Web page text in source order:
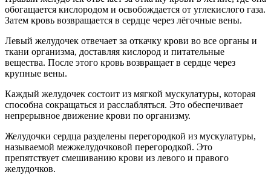
обогащается кислородом и освобождается от углекислого газа.
Затем кровь возвращается в сердце через лёгочные вены.
Левый желудочек отвечает за откачку крови во все органы и
ткани организма, доставляя кислород и питательные
вещества. После этого кровь возвращает в сердце через
крупные вены.
Каждый желудочек состоит из мягкой мускулатуры, которая
способна сокращаться и расслабляться. Это обеспечивает
непрерывное движение крови по организму.
Желудочки сердца разделены перегородкой из мускулатуры,
называемой межжелудочковой перегородкой. Это
препятствует смешиванию крови из левого и правого
желудочков.